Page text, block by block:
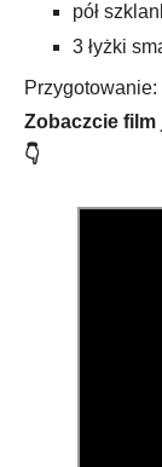
pół
3 łyżki
Przygotowanie:
Zobaczcie film
👇